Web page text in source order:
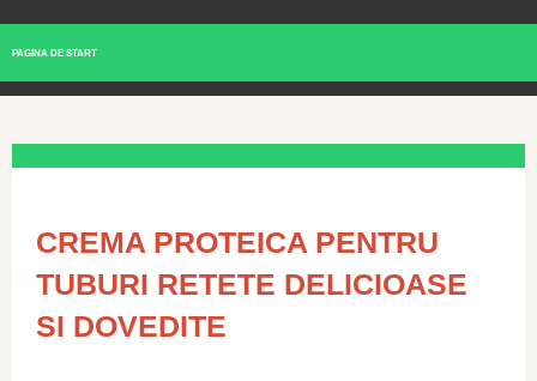
PAGINA DE START
CREMA PROTEICA PENTRU
TUBURI RETETE DELICIOASE
SI DOVEDITE